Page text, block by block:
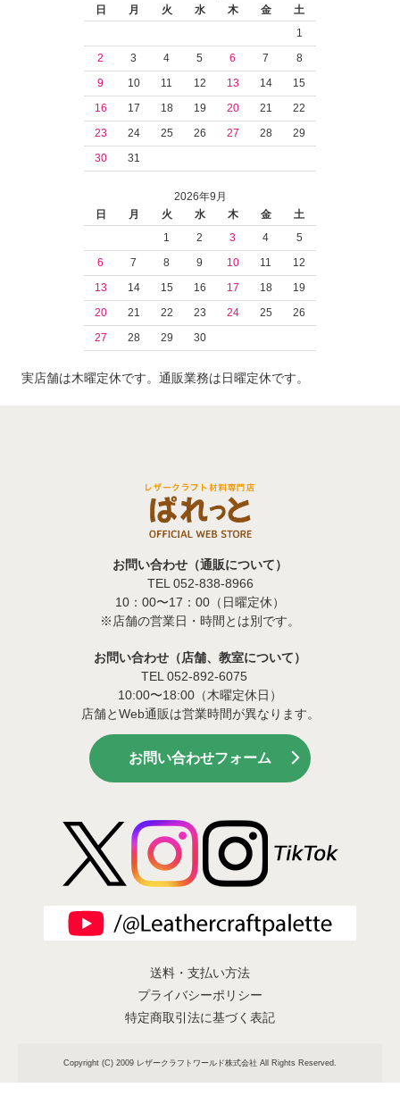
日
月 火 水 木 金
土
1
2
3 4 5 6 7
8
9
10 11 12 13 14
15
16
17 18 19 20 21
22
23
24 25 26 27 28
29
30
31
2026年9月
日
月 火 水 木 金
土
1
2 3 4
5
6
7 8 9 10 11
12
13
14 15 16 17 18
19
20
21 22 23 24 25
26
27
28 29 30
実店舗は木曜定休です。通販業務は日曜定休です。
お問い合わせ（通販について）
TEL 052-838-8966
10：00〜17：00（日曜定休）
※店舗の営業日・時間とは別です。
お問い合わせ（店舗、教室について）
TEL 052-892-6075
10:00〜18:00（木曜定休日）
店舗とWeb通販は営業時間が異なります。
お問い合わせフォーム
送料・支払い方法
プライバシーポリシー
特定商取引法に基づく表記
Copyright (C) 2009 レザークラフトワールド株式会社 All Rights Reserved.